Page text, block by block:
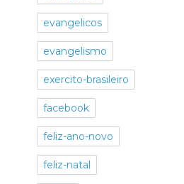
evangelicos
evangelismo
exercito-brasileiro
facebook
feliz-ano-novo
feliz-natal